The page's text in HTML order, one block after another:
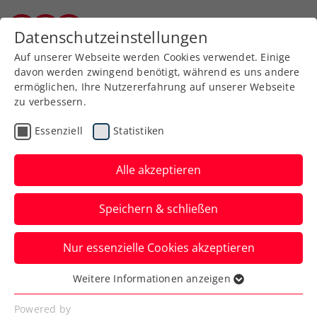
Zurück zur Newsübersicht
Turniere
ITF Warmbad Villach:
Pieri und 16-jähriger
Engel krönen ihre
Traumwochen
Die Italienerin und der Deutsche siegen
im Sportpark Warmbad-Villach jeweils
aus der Qualifikation heraus.
Datenschutzeinstellungen
Auf unserer Webseite werden Cookies verwendet. Einige
davon werden zwingend benötigt, während es uns andere
ermöglichen, Ihre Nutzererfahrung auf unserer Webseite
zu verbessern.
Essenziell Statistiken
Alle akzeptieren
Speichern & schließen
Nur essenzielle Cookies akzeptieren
Essenziell
Essenzielle Cookies werden für grundlegende
Weitere Informationen anzeigen
Powered by